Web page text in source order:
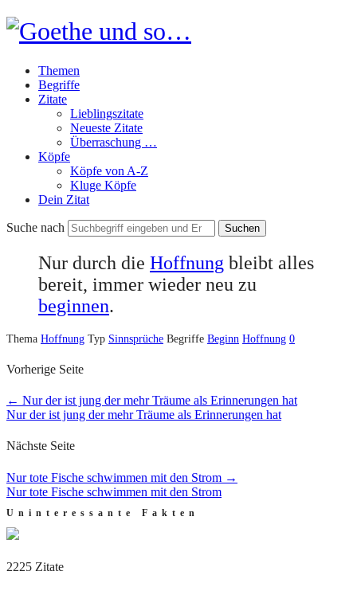
Goethe
und
so…
Themen
Begriffe
Zitate
Lieblingszitate
Neueste Zitate
Überraschung …
Köpfe
Köpfe von A-Z
Kluge Köpfe
Dein Zitat
Suche nach
Nur durch die Hoffnung bleibt alles
bereit, immer wieder neu zu
beginnen.
Thema Hoffnung Typ Sinnsprüche Begriffe Beginn Hoffnung 0
Vorherige Seite
← Nur der ist jung der mehr Träume als Erinnerungen hat
Nur der ist jung der mehr Träume als Erinnerungen hat
Nächste Seite
Nur tote Fische schwimmen mit den Strom →
Nur tote Fische schwimmen mit den Strom
Uninteressante Fakten
2225 Zitate